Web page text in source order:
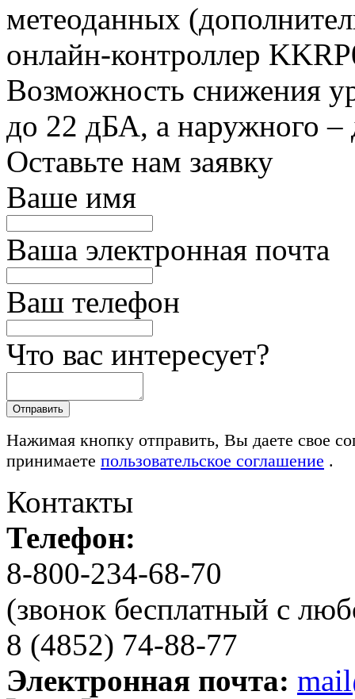
метеоданных
онлайн-контроллер
Возможность снижения
до 22 дБА, а наружного
Оставьте нам заявку
Ваше имя
Ваша электронная почта
Ваш телефон
Что вас интересует?
Нажимая кнопку отправить, Вы даете свое
принимаете пользовательское соглашение .
Контакты
Телефон:
8-800-234-68-70
(звонок бесплатный с
8 (4852) 74-88-77
Электронная почта: